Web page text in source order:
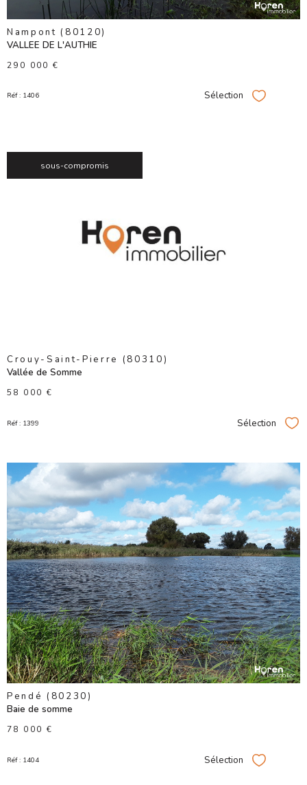
Nampont (80120)
VALLEE DE L'AUTHIE
290 000 €
Réf : 1406 Sélection Sélectionner
sous-compromis
VOIR LE
BIEN
Crouy-Saint-Pierre (80310)
Vallée de Somme
58 000 €
Réf : 1399 Sélection
VOIR LE
BIEN
Pendé (80230)
Baie de somme
78 000 €
Réf : 1404 Sélection Sélectionner